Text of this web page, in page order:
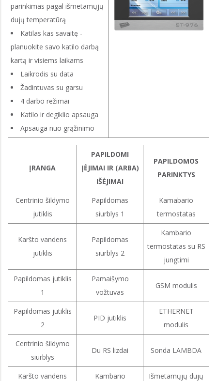
parinkimas pagal išmetamųjų
dujų temperatūrą
Katilas kas savaitę -
planuokite savo katilo darbą
kartą ir visiems laikams
Laikrodis su data
Žadintuvas su garsu
4 darbo režimai
Katilo ir degiklio apsauga
Apsauga nuo grąžinimo
ĮRANGA
PAPILDOMI
ĮĖJIMAI IR (ARBA)
IŠĖJIMAI
PAPILDOMOS
PARINKTYS
Centrinio šildymo
jutiklis
Papildomas
siurblys 1
Kamabario
termostatas
Karšto vandens
jutiklis
Papildomas
siurblys 2
Kambario
termostatas su RS
jungtimi
Papildomas jutiklis
1
Pamaišymo
vožtuvas
GSM modulis
Papildomas jutiklis
2
PID jutiklis
ETHERNET
modulis
Centrinio šildymo
siurblys
Du RS lizdai Sonda LAMBDA
Karšto vandens
Kambario
Išmetamųjų dujų